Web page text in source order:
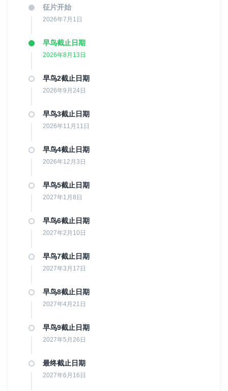
交媒体上进行推广。IFM的特别之处在于，您的作品会有多重机
会。首先，它会参加电影节奖项的评选。如果未入选，您的作品仍
IFM不仅仅是电影节，而是一个“双赢”平台：您既能角逐电影节奖
项，也能获得专业合同。更值得一提的是，发行合同的签署并不限
大化机会。
我们的电影节兼具电影市场功能。我们将甄选出最具潜力的项目，
推荐给与我们合作的发行商。这些发行商不断收购新项目，因此
IFM是您进入顶级电影市场的绝佳选择，例如：
NATPE Miami（北美电视节）
欧洲电影市场（柏林）
戛纳电影市场（Marche Du Film）
Mipcom（法国戛纳电视影视展览会
多伦多
我们提供多个注册类别，并对每个类别进行专业和个性化的评审。
如果您报名了10个类别，您的项目将由10位专业人士独立评审。这
择“所有类别”或VIP类别，因为这不仅享有较大折扣，您的作品还会
被多个专业人士评估。
我们鼓励您继续参加传统电影节以提升曝光度和知名度。但如果您
希望迈出职业生涯的下一步，可以选择IFM。我们期待在下一届电
征片开始
2026年7月1日
早鸟截止日期
2026年8月13日
早鸟2截止日期
2026年9月24日
早鸟3截止日期
2026年11月11日
早鸟4截止日期
2026年12月3日
早鸟5截止日期
2027年1月8日
早鸟6截止日期
2027年2月10日
早鸟7截止日期
2027年3月17日
早鸟8截止日期
2027年4月21日
早鸟9截止日期
2027年5月26日
最终截止日期
2027年6月16日